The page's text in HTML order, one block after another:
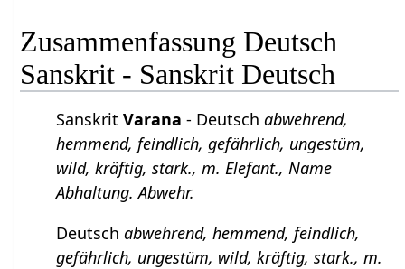
Zusammenfassung Deutsch
Sanskrit - Sanskrit Deutsch
SanskritVarana - Deutschabwehrend,
hemmend, feindlich, gefährlich, ungestüm,
wild, kräftig, stark., m. Elefant., Name
Abhaltung. Abwehr.
Deutschabwehrend, hemmend, feindlich,
gefährlich, ungestüm, wild, kräftig, stark., m.